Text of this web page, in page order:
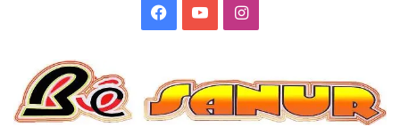
Facebook
YouTubeInstagram